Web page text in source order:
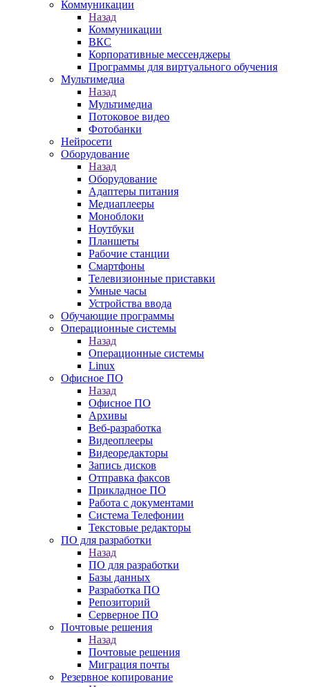
Коммуникации
Назад
Коммуникации
ВКС
Корпоративные мессенджеры
Программы для виртуального обучения
Мультимедиа
Назад
Мультимедиа
Потоковое видео
Фотобанки
Нейросети
Оборудование
Назад
Оборудование
Адаптеры питания
Медиаплееры
Моноблоки
Ноутбуки
Планшеты
Рабочие станции
Смартфоны
Телевизионные приставки
Умные часы
Устройства ввода
Обучающие программы
Операционные системы
Назад
Операционные системы
Linux
Офисное ПО
Назад
Офисное ПО
Архивы
Веб-разработка
Видеоплееры
Видеоредакторы
Запись дисков
Отправка факсов
Прикладное ПО
Работа с документами
Система Телефонии
Текстовые редакторы
ПО для разработки
Назад
ПО для разработки
Базы данных
Разработка ПО
Репозиторий
Серверное ПО
Почтовые решения
Назад
Почтовые решения
Миграция почты
Резервное копирование